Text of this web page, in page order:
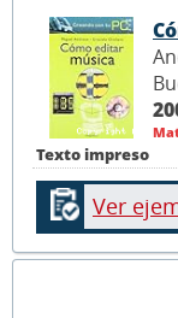
Texto impreso
Ver